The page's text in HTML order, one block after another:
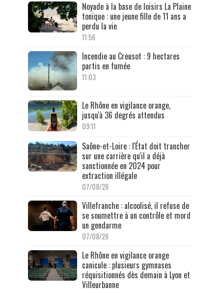
Noyade à la base de loisirs La Plaine
tonique : une jeune fille de 11 ans a
perdu la vie
11:56
Incendie au Creusot : 9 hectares
partis en fumée
11:03
Le Rhône en vigilance orange,
jusqu'à 36 degrés attendus
09:11
Saône-et-Loire : l'État doit trancher
sur une carrière qu'il a déjà
sanctionnée en 2024 pour
extraction illégale
07/08/26
Villefranche : alcoolisé, il refuse de
se soumettre à un contrôle et mord
un gendarme
07/08/26
Le Rhône en vigilance orange
canicule : plusieurs gymnases
réquisitionnés dès demain à Lyon et
Villeurbanne